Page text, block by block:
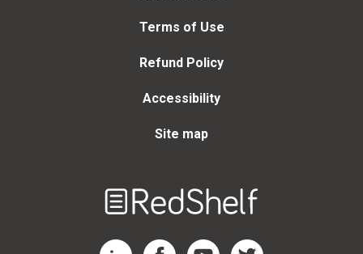
Terms of Use
Refund Policy
Accessibility
Site map
RedShelf LinkedIn Page
RedShelf Facebook Page
RedShelf YouTube Page
RedShelf Twitter Page